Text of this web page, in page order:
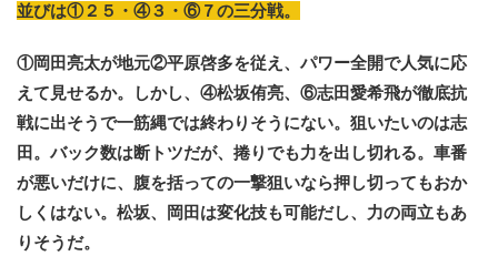
並びは①２５・④３・⑥７の三分戦。
①岡田亮太が地元②平原啓多を従え、パワー全開で人気に応
えて見せるか。しかし、④松坂侑亮、⑥志田愛希飛が徹底抗
戦に出そうで一筋縄では終わりそうにない。狙いたいのは志
田。バック数は断トツだが、捲りでも力を出し切れる。車番
が悪いだけに、腹を括っての一撃狙いなら押し切ってもおか
しくはない。松坂、岡田は変化技も可能だし、力の両立もあ
りそうだ。